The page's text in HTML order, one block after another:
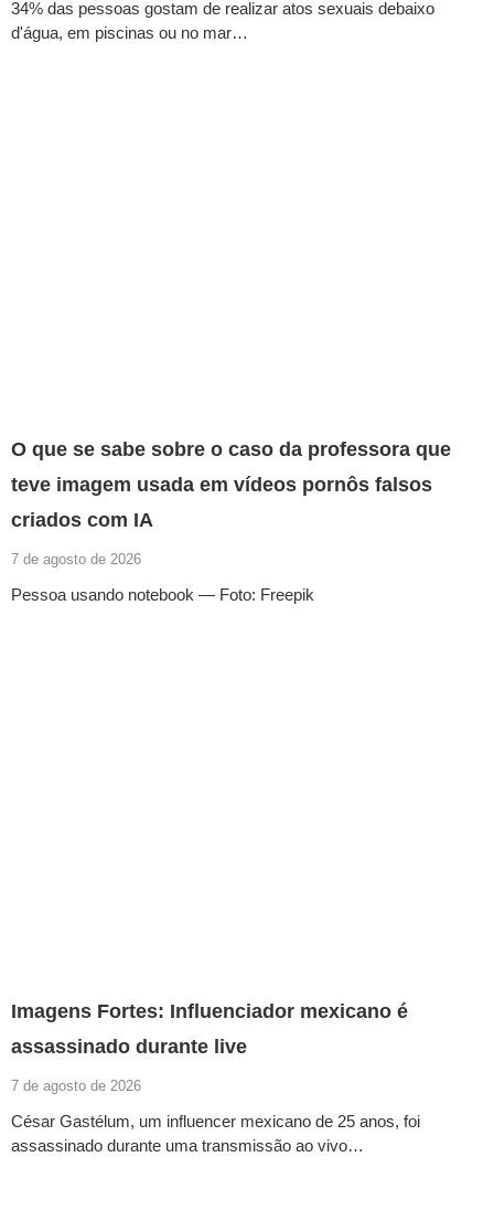
34% das pessoas gostam de realizar atos sexuais debaixo
d'água, em piscinas ou no mar…
O que se sabe sobre o caso da professora que
teve imagem usada em vídeos pornôs falsos
criados com IA
7 de agosto de 2026
Pessoa usando notebook — Foto: Freepik
Imagens Fortes: Influenciador mexicano é
assassinado durante live
7 de agosto de 2026
César Gastélum, um influencer mexicano de 25 anos, foi
assassinado durante uma transmissão ao vivo…